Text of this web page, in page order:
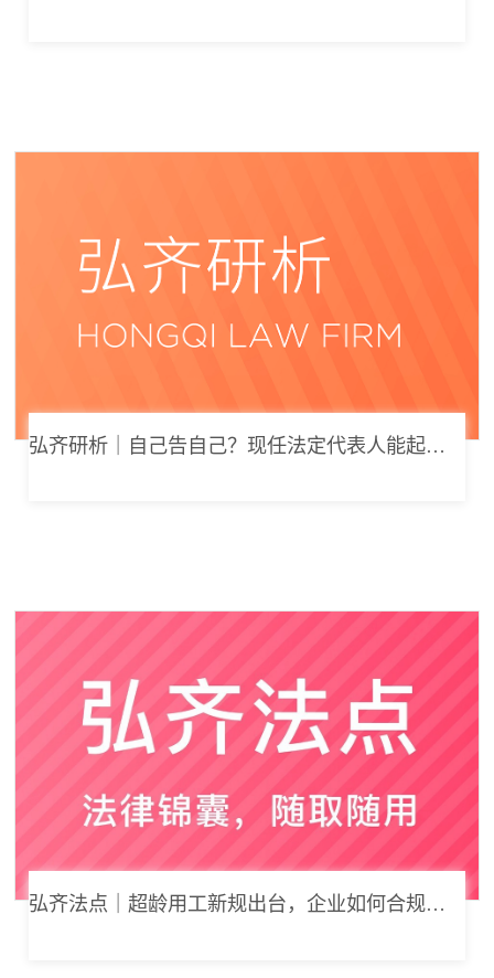
弘齐研析｜自己告自己？现任法定代表人能起诉公司索要劳动报酬吗？
弘齐法点｜超龄用工新规出台，企业如何合规用工